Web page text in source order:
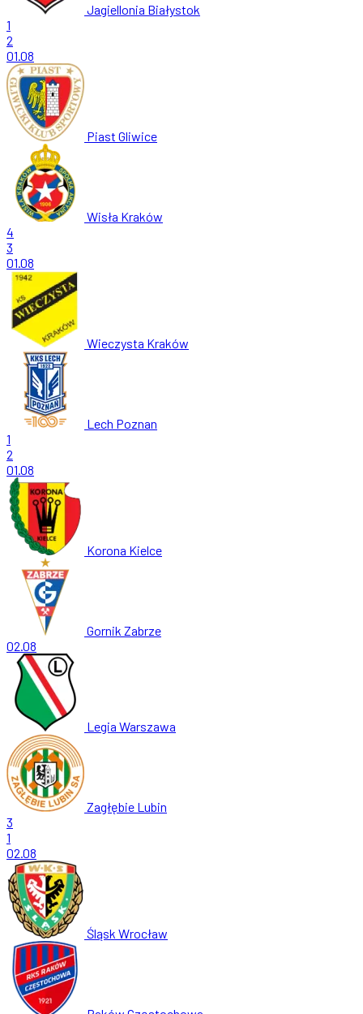
Jagiellonia Białystok
1
2
01.08
Piast Gliwice
Wisła Kraków
4
3
01.08
Wieczysta Kraków
Lech Poznan
1
2
01.08
Korona Kielce
Gornik Zabrze
02.08
Legia Warszawa
Zagłębie Lubin
3
1
02.08
Śląsk Wrocław